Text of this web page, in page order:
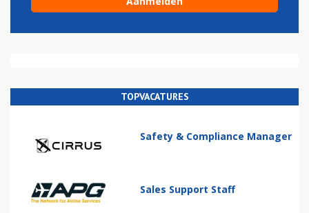
TOPVACATURES
Safety & Compliance Manager
Sales Support Staff